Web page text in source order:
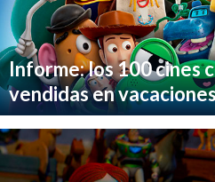
Informe: los 100 cines
vendidas en